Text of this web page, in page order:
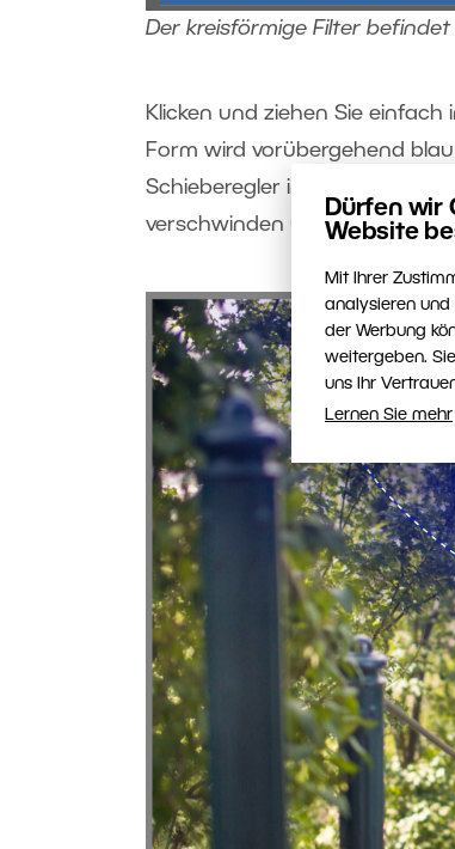
Dürfen wir
Website
Mit Ihrer
analysieren und
der Werbung
weitergeben.
uns Ihr
Lernen Sie mehr
Der kreisförmige Filter
Klicken und ziehen Sie einfach
Form wird vorübergehend
Schieberegler im rechten
verschwinden und die von